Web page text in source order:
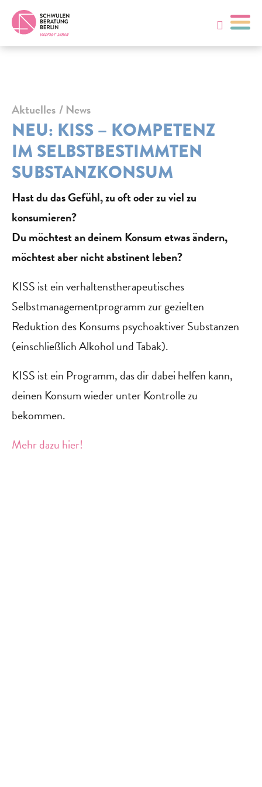
Aktuelles News
NEU: KISS – KOMPETENZ
IM SELBSTBESTIMMTEN
SUBSTANZKONSUM
Hast du das Gefühl, zu oft oder zu viel zu
konsumieren?
Du möchtest an deinem Konsum etwas ändern,
möchtest aber nicht abstinent leben?
KISS ist ein verhaltenstherapeutisches
Selbstmanagementprogramm zur gezielten
Reduktion des Konsums psychoaktiver Substanzen
(einschließlich Alkohol und Tabak).
KISS ist ein Programm, das dir dabei helfen kann,
deinen Konsum wieder unter Kontrolle zu
bekommen.
Mehr dazu hier!